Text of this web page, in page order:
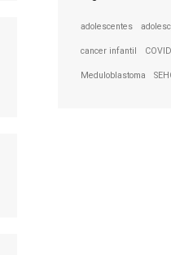
adolescentes
cancer infantil
Meduloblastoma